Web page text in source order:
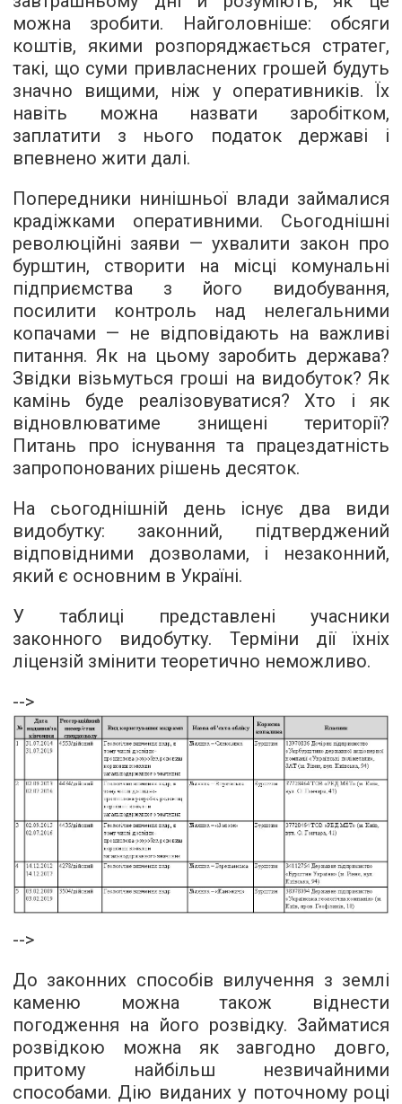
можна зробити. Найголовніше: обсяги
коштів, якими розпоряджається стратег,
такі, що суми привласнених грошей будуть
значно вищими, ніж у оперативників. Їх
навіть можна назвати заробітком,
заплатити з нього податок державі і
впевнено жити далі.
Попередники нинішньої влади займалися
крадіжками оперативними. Сьогоднішні
революційні заяви — ухвалити закон про
бурштин, створити на місці комунальні
підприємства з його видобування,
посилити контроль над нелегальними
копачами — не відповідають на важливі
питання. Як на цьому заробить держава?
Звідки візьмуться гроші на видобуток? Як
камінь буде реалізовуватися? Хто і як
відновлюватиме знищені території?
Питань про існування та працездатність
запропонованих рішень десяток.
На сьогоднішній день існує два види
видобутку: законний, підтверджений
відповідними дозволами, і незаконний,
який є основним в Україні.
У таблиці представлені учасники
законного видобутку. Терміни дії їхніх
ліцензій змінити теоретично неможливо.
-->
-->
До законних способів вилучення з землі
каменю можна також віднести
погодження на його розвідку. Займатися
розвідкою можна як завгодно довго,
притому найбільш незвичайними
способами. Дію виданих у поточному році